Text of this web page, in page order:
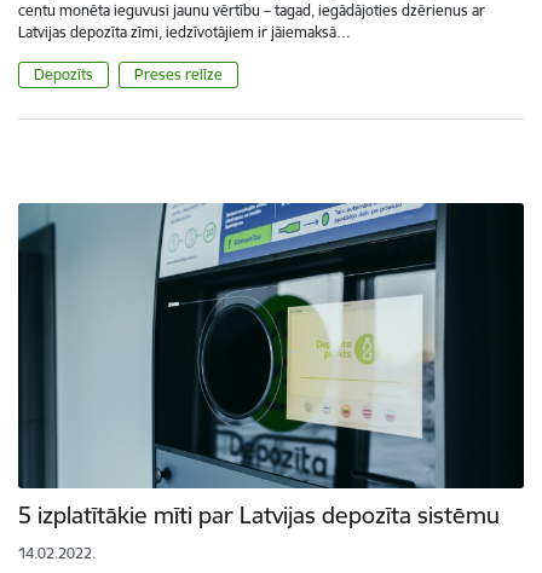
centu monēta ieguvusi jaunu vērtību – tagad, iegādājoties dzērienus ar
Latvijas depozīta zīmi, iedzīvotājiem ir jāiemaksā…
Depozīts Preses relīze
5 izplatītākie mīti par Latvijas depozīta sistēmu
14.02.2022.